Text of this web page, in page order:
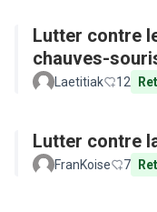
Lutter contre
chauves-
Laetitiak 12
Lutter contre
FranKoise 7